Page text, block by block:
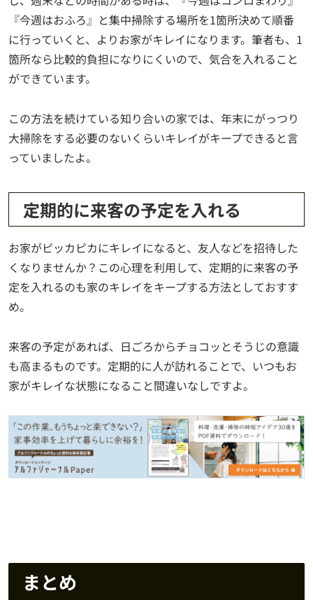
『今週はおふろ』と集中掃除する場所を1箇所決めて順番
に行っていくと、よりお家がキレイになります。筆者も、1
箇所なら比較的負担になりにくいので、気合を入れること
ができています。
この方法を続けている知り合いの家では、年末にがっつり
大掃除をする必要のないくらいキレイがキープできると言
っていましたよ。
定期的に来客の予定を入れる
お家がピッカピカにキレイになると、友人などを招待した
くなりませんか？この心理を利用して、定期的に来客の予
定を入れるのも家のキレイをキープする方法としておすす
め。
来客の予定があれば、日ごろからチョコッとそうじの意識
も高まるものです。定期的に人が訪れることで、いつもお
家がキレイな状態になること間違いなしですよ。
まとめ